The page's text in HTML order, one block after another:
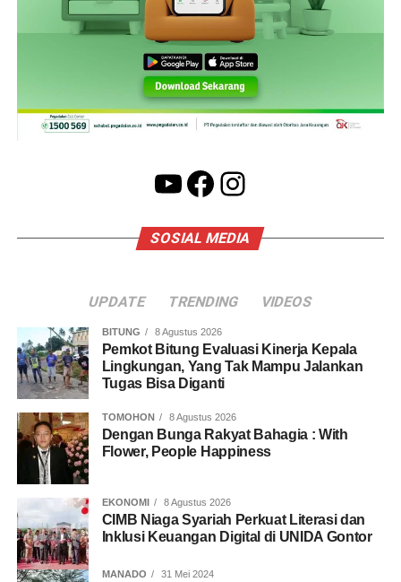
YouTube
Facebook
Instagram
SOSIAL MEDIA
UPDATE TRENDING VIDEOS
BITUNG 8 Agustus 2026
Pemkot Bitung Evaluasi Kinerja Kepala
Lingkungan, Yang Tak Mampu Jalankan
Tugas Bisa Diganti
TOMOHON 8 Agustus 2026
Dengan Bunga Rakyat Bahagia : With
Flower, People Happiness
EKONOMI 8 Agustus 2026
CIMB Niaga Syariah Perkuat Literasi dan
Inklusi Keuangan Digital di UNIDA Gontor
MANADO 31 Mei 2024